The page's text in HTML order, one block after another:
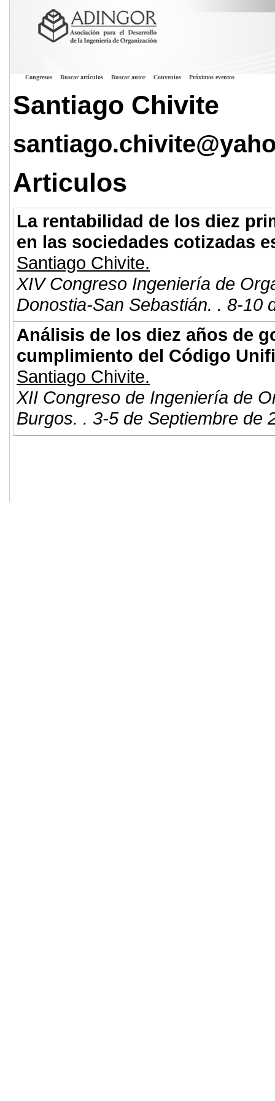
Congresos Buscar artículos Buscar autor Convenios Próximos eventos
Santiago Chivite
Articulos
La rentabilidad de los diez
en las sociedades cotizadas
Santiago Chivite.
XIV Congreso Ingeniería de
Donostia-San Sebastián. . 8-10
Análisis de los diez años de
cumplimiento del Código
Santiago Chivite.
XII Congreso de Ingeniería de
Burgos. . 3-5 de Septiembre de